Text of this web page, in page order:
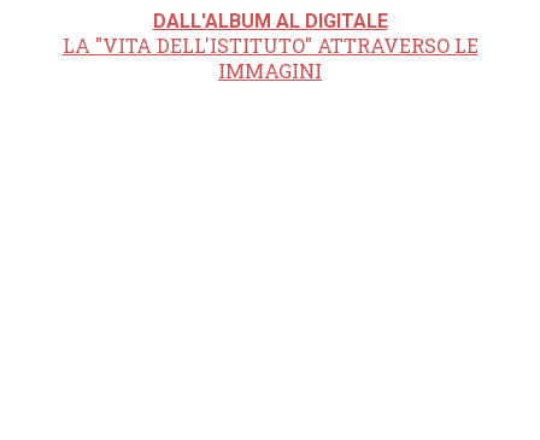
DALL'ALBUM AL DIGITALE
LA "VITA DELL'ISTITUTO" ATTRAVERSO LE
IMMAGINI